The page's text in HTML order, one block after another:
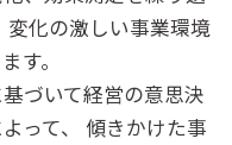
変化の激しい事業環境
す。
づいて経営の意思決
って、
傾きかけた事